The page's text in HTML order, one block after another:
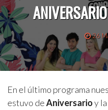
26
En el último programa
estuvo deAniversarioy